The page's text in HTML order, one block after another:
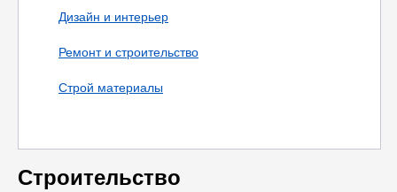
Дизайн и интерьер
Ремонт и строительство
Строй материалы
Строительство